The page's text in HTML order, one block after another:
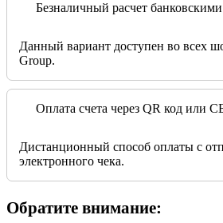
Безналичный расчет
Данный вариант доступен во всех
Group.
Оплата счета через QR код или
Дистанционный способ оплаты с
электронного чека.
Обратите внимание: